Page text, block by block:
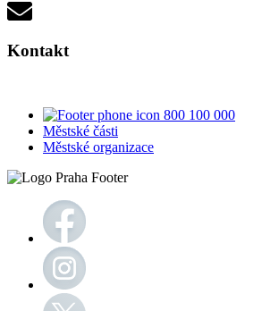
Kontakt
800 100 000
Městské části
Městské organizace